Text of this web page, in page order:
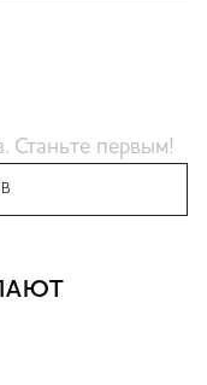
Станьте первым!